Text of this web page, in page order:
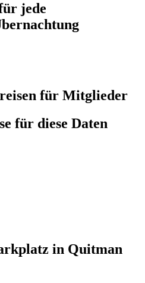
jede
für Mitglieder
für diese Daten
in Quitman